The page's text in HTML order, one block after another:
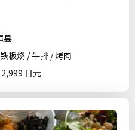
县
板烧 / 牛排 / 烤肉
日元